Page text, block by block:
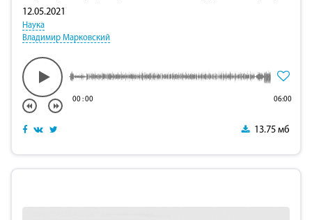
12.05.2021
Наука
Владимир Марковский
00:00 06:00
13.75 мб